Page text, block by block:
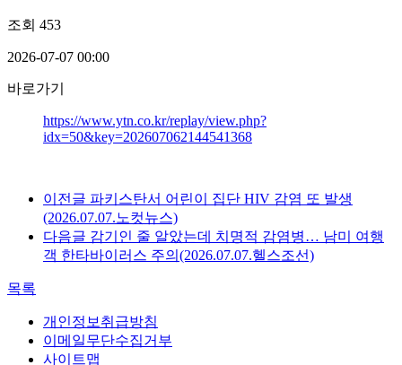
조회 453
2026-07-07 00:00
바로가기
https://www.ytn.co.kr/replay/view.php?
idx=50&key=202607062144541368
이전글 파키스탄서 어린이 집단 HIV 감염 또 발생
(2026.07.07.노컷뉴스)
다음글 감기인 줄 알았는데 치명적 감염병… 남미 여행
객 한타바이러스 주의(2026.07.07.헬스조선)
목록
개인정보취급방침
이메일무단수집거부
사이트맵